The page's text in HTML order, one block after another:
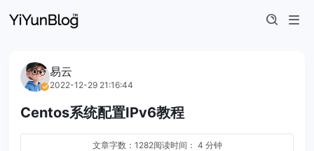
易云
2022-12-29 21:16:44
Centos系统配置IPv6教程
文章字数：1282阅读时间： 4 分钟